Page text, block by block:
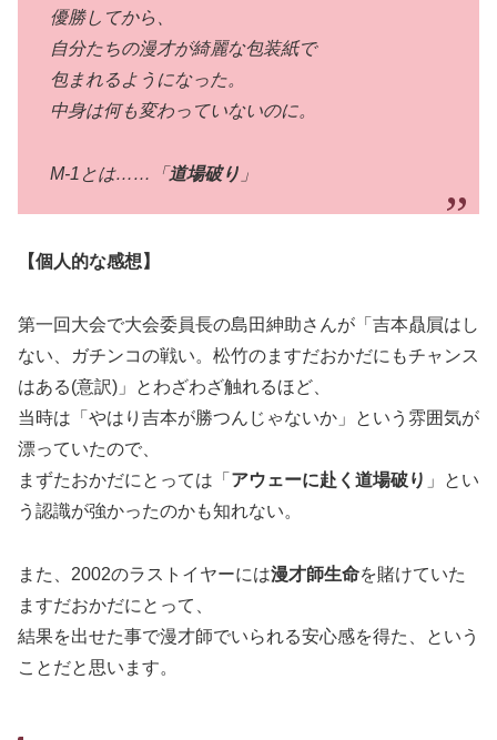
優勝してから、
自分たちの漫才が綺麗な包装紙で
包まれるようになった。
中身は何も変わっていないのに。
M-1とは……「 道場破り 」
【個人的な感想】
第一回大会で大会委員長の島田紳助さんが「吉本贔屓はし
ない、ガチンコの戦い。松竹のますだおかだにもチャンス
はある(意訳)」とわざわざ触れるほど、
当時は「やはり吉本が勝つんじゃないか」という雰囲気が
漂っていたので、
まずたおかだにとっては「 アウェーに赴く道場破り 」とい
う認識が強かったのかも知れない。
また、2002のラストイヤーには漫才師生命を賭けていた
ますだおかだにとって、
結果を出せた事で漫才師でいられる安心感を得た、という
ことだと思います。